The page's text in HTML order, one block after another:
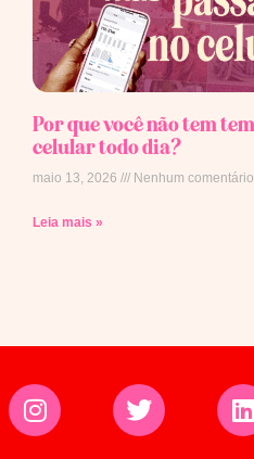
Por que você não tem
celular todo dia?
maio 13, 2026 Nenhum comentário
Leia mais »